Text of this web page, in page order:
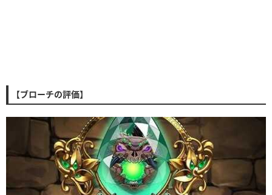
【ブローチの評価】